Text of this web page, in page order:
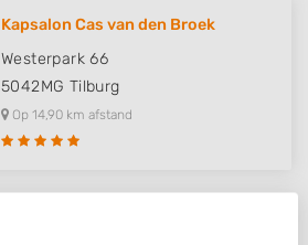
Kapsalon Cas van den Broek
Westerpark 66
5042MG Tilburg
Op 14,90 km afstand